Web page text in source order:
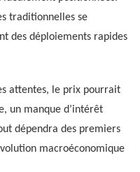
traditionnelles se
des déploiements rapides
attentes, le prix pourrait
un manque d’intérêt
dépendra des premiers
macroéconomique